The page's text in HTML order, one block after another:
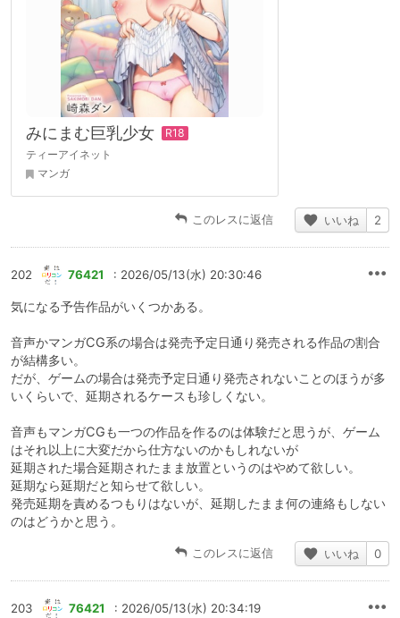
みにまむ巨乳少女
ティーアイネット
マンガ
このレスに返信 いいね 2
202 76421 : 2026/05/13(水) 20:30:46
気になる予告作品がいくつかある。
音声かマンガCG系の場合は発売予定日通り発売される作品の割合
が結構多い。
だが、ゲームの場合は発売予定日通り発売されないことのほうが多
いくらいで、延期されるケースも珍しくない。
音声もマンガCGも一つの作品を作るのは体験だと思うが、ゲーム
はそれ以上に大変だから仕方ないのかもしれないが
延期された場合延期されたまま放置というのはやめて欲しい。
延期なら延期だと知らせて欲しい。
発売延期を責めるつもりはないが、延期したまま何の連絡もしない
のはどうかと思う。
このレスに返信 いいね 0
203 76421 : 2026/05/13(水) 20:34:19